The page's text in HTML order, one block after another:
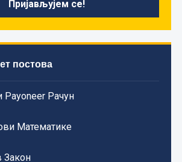
постова
Payoneer Рачун
Математике
Закон